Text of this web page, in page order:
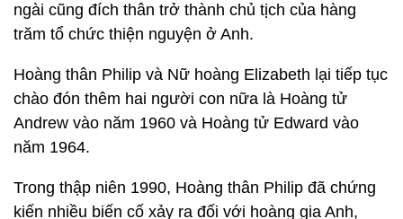
ngài cũng đích thân trở thành chủ tịch của hàng
trăm tổ chức thiện nguyện ở Anh.
Hoàng thân Philip và Nữ hoàng Elizabeth lại tiếp tục
chào đón thêm hai người con nữa là Hoàng tử
Andrew vào năm 1960 và Hoàng tử Edward vào
năm 1964.
Trong thập niên 1990, Hoàng thân Philip đã chứng
kiến nhiều biến cố xảy ra đối với hoàng gia Anh,